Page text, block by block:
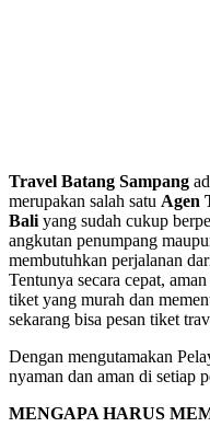
Travel Batang Sampang
merupakan salah satu Agen
Baliyang sudah cukup
angkutan penumpang
membutuhkan perjalanan
Tentunya secara cepat,
tiket yang murah dan
sekarang bisa pesan tiket
Dengan mengutamakan
nyaman dan aman di setiap
MENGAPA HARUS